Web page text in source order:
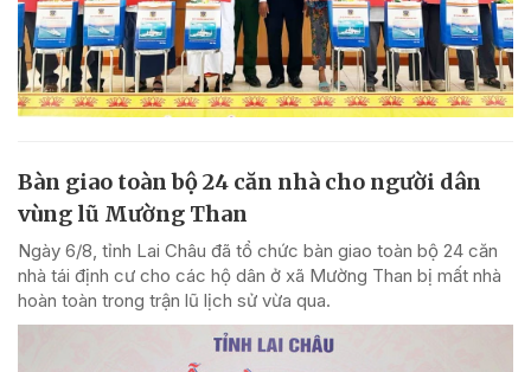
Bàn giao toàn bộ 24 căn nhà cho người dân
vùng lũ Mường Than
Ngày 6/8, tỉnh Lai Châu đã tổ chức bàn giao toàn bộ 24 căn
nhà tái định cư cho các hộ dân ở xã Mường Than bị mất nhà
hoàn toàn trong trận lũ lịch sử vừa qua.